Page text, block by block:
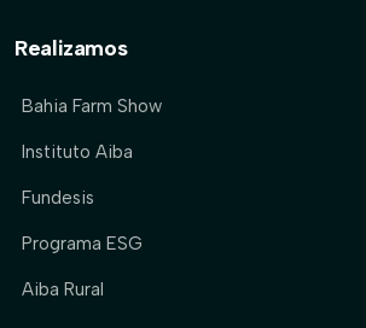
Realizamos
Bahia Farm Show
Instituto Aiba
Fundesis
Programa ESG
Aiba Rural